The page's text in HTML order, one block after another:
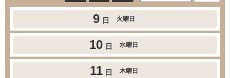
9 日 火曜日
10 日 水曜日
11 日 木曜日